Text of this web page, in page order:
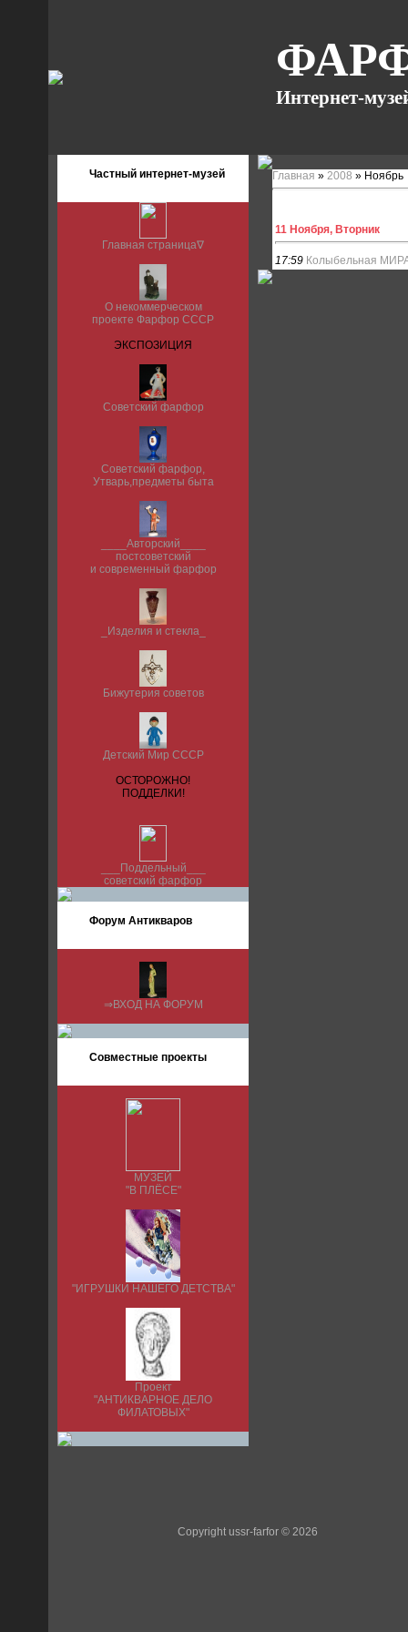
Интернет-
Частный интернет-музей
Главная страница∇
О некоммерческом
проекте Фарфор СССР
ЭКСПОЗИЦИЯ
Советский фарфор
Советский фарфор,
Утварь,предметы быта
____Авторский____
постсоветский
и современный фарфор
_Изделия и стекла_
Бижутерия советов
Детский Мир СССР
ОСТОРОЖНО!
ПОДДЕЛКИ!
___Поддельный___
советский фарфор
Форум Антикваров
⇒ВХОД НА ФОРУМ
Совместные проекты
МУЗЕЙ
"В ПЛЁСЕ"
"ИГРУШКИ НАШЕГО ДЕТСТВА"
Проект
"АНТИКВАРНОЕ ДЕЛО
ФИЛАТОВЫХ"
Главная » 2008 » Ноябрь
11 Ноября, Вторник
17:59 Колыбельная
Copyright ussr-farfor © 2026